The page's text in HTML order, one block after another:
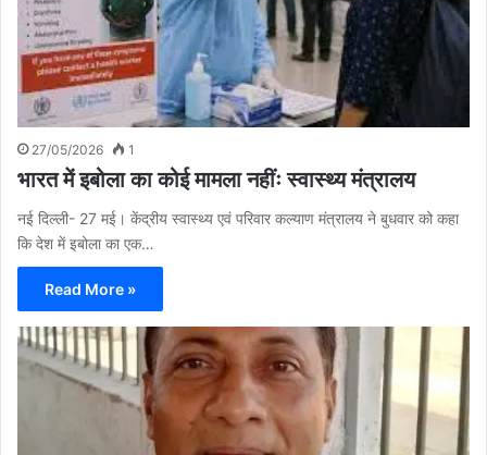
27/05/2026 1
भारत में इबोला का कोई मामला नहींः स्वास्थ्य मंत्रालय
नई दिल्ली- 27 मई। केंद्रीय स्वास्थ्य एवं परिवार कल्याण मंत्रालय ने बुधवार को कहा
कि देश में इबोला का एक…
Read More »